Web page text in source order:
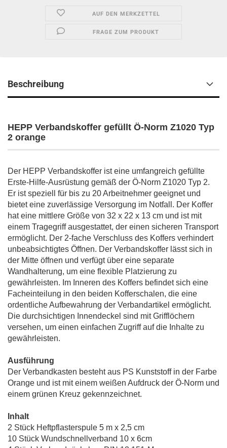
AUF DEN MERKZETTEL
FRAGE ZUM PRODUKT
Beschreibung
HEPP Verbandskoffer gefüllt Ö-Norm Z1020 Typ
2 orange
Der HEPP Verbandskoffer ist eine umfangreich gefüllte
Erste-Hilfe-Ausrüstung gemäß der Ö-Norm Z1020 Typ 2.
Er ist speziell für bis zu 20 Arbeitnehmer geeignet und
bietet eine zuverlässige Versorgung im Notfall. Der Koffer
hat eine mittlere Größe von 32 x 22 x 13 cm und ist mit
einem Tragegriff ausgestattet, der einen sicheren Transport
ermöglicht. Der 2-fache Verschluss des Koffers verhindert
unbeabsichtigtes Öffnen. Der Verbandskoffer lässt sich in
der Mitte öffnen und verfügt über eine separate
Wandhalterung, um eine flexible Platzierung zu
gewährleisten. Im Inneren des Koffers befindet sich eine
Facheinteilung in den beiden Kofferschalen, die eine
ordentliche Aufbewahrung der Verbandartikel ermöglicht.
Die durchsichtigen Innendeckel sind mit Grifflöchern
versehen, um einen einfachen Zugriff auf die Inhalte zu
gewährleisten.
Ausführung
Der Verbandkasten besteht aus PS Kunststoff in der Farbe
Orange und ist mit einem weißen Aufdruck der Ö-Norm und
einem grünen Kreuz gekennzeichnet.
Inhalt
2 Stück Heftpflasterspule 5 m x 2,5 cm
10 Stück Wundschnellverband 10 x 6cm